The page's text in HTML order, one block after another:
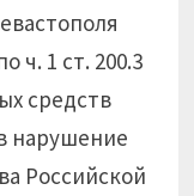
ч. 1 ст. 200.3
средств
нарушение
Российской